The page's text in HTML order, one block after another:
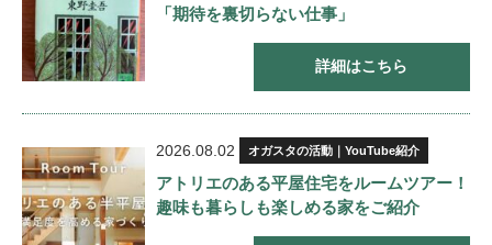
「期待を裏切らない仕事」
詳細はこちら
2026.08.02 オガスタの活動｜YouTube紹介
アトリエのある平屋住宅をルームツアー！
趣味も暮らしも楽しめる家をご紹介